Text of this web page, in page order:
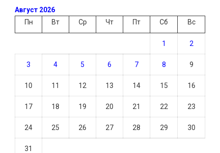
Август 2026
Пн
Вт Ср Чт Пт Сб Вс
1 2
3 4 5 6 7 8 9
10 11 12 13 14 15 16
17 18 19 20 21 22 23
24 25 26 27 28 29 30
31